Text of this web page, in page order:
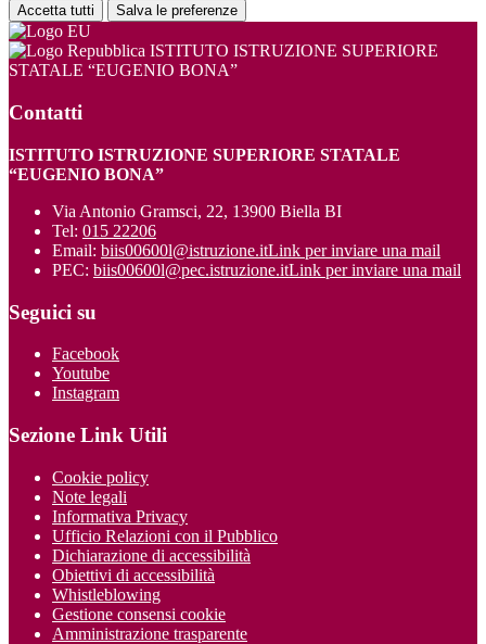
Accetta tutti Salva le preferenze
ISTITUTO ISTRUZIONE SUPERIORE
STATALE “EUGENIO BONA”
Contatti
ISTITUTO ISTRUZIONE SUPERIORE STATALE
“EUGENIO BONA”
Via Antonio Gramsci, 22, 13900 Biella BI
Tel: 015 22206
Email: biis00600l@istruzione.itLink per inviare una mail
PEC: biis00600l@pec.istruzione.itLink per inviare una mail
Seguici su
Facebook
Youtube
Instagram
Sezione Link Utili
Cookie policy
Note legali
Informativa Privacy
Ufficio Relazioni con il Pubblico
Dichiarazione di accessibilità
Obiettivi di accessibilità
Whistleblowing
Gestione consensi cookie
Amministrazione trasparente